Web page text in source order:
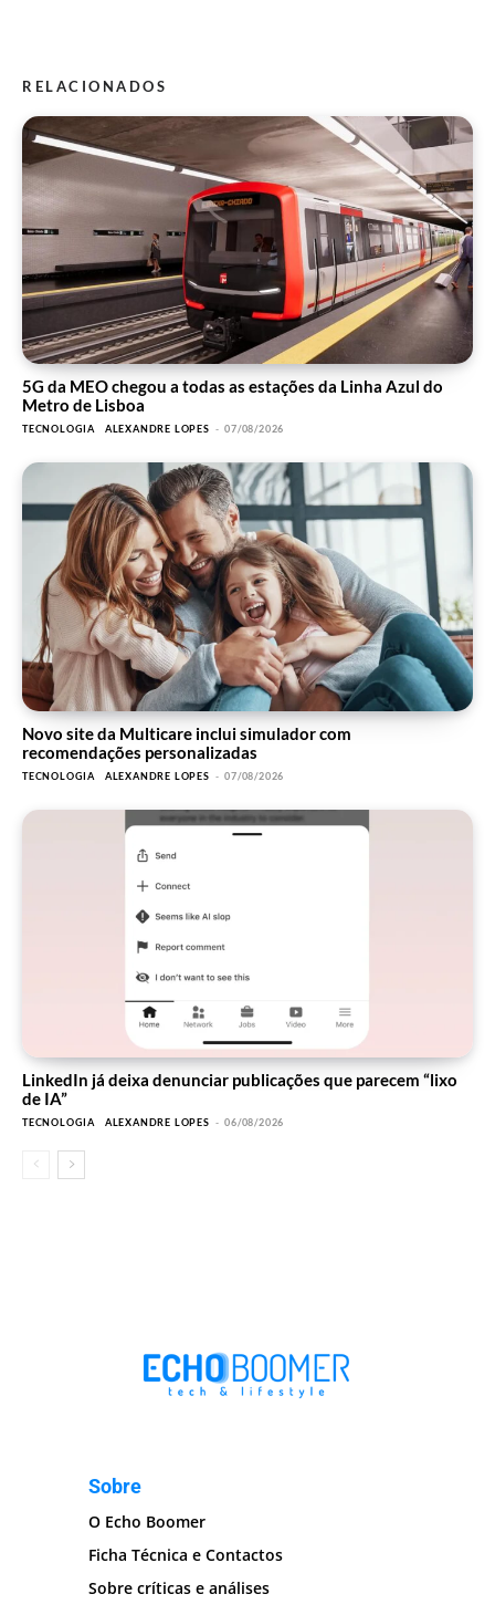
RELACIONADOS
5G da MEO chegou a todas as estações da Linha Azul do
Metro de Lisboa
TECNOLOGIA ALEXANDRE LOPES - 07/08/2026
Novo site da Multicare inclui simulador com
recomendações personalizadas
TECNOLOGIA ALEXANDRE LOPES - 07/08/2026
LinkedIn já deixa denunciar publicações que parecem “lixo
de IA”
TECNOLOGIA ALEXANDRE LOPES - 06/08/2026
Sobre
O Echo Boomer
Ficha Técnica e Contactos
Sobre críticas e análises